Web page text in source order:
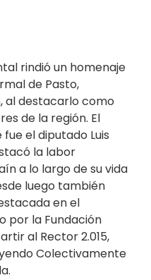
rindió un homenaje
de Pasto,
al destacarlo como
de la región. El
el diputado Luis
la labor
a lo largo de su vida
luego también
en el
por la Fundación
al Rector 2.015,
Colectivamente